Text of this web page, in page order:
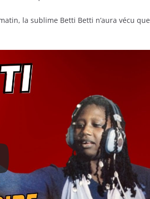
la sublime Betti Betti n’aura vécu que